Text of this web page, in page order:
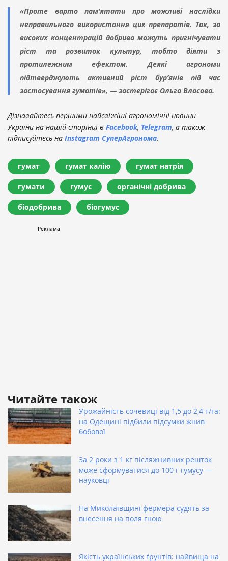
«Проте варто пам’ятати про можливі наслідки
неправильного використання цих препаратів. Так, за
високих концентрацій добрива можуть пригнічувати
ріст та розвиток культур, тобто діяти з
протилежним ефектом. Деякі агрономи
підтверджують активний ріст бур’янів під час
застосування гуматів», — застерігає Ольга Власова.
Дізнавайтесь першими найсвіжіші агрономічні новини
України на нашій сторінці в Facebook, Telegram, а також
підписуйтесь на Instagram СуперАгронома.
гумат гумат калію гумат натрія
гумати гумус органічні добрива
біодобрива біогумус
Читайте також
Урожайність сочевиці від 1,5 до 2,4 т/га:
на Одещині підбили підсумки жнив
бобової
За 2 роки з 1 кг післяжнивних решток
може сформуватися до 100 г гумусу —
науковці
На Миколаївщині фермера судять за
внесення на поля гною
Якість українських ґрунтів: найвища на